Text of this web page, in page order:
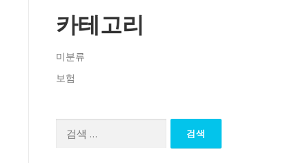
카테고리
미분류
보험